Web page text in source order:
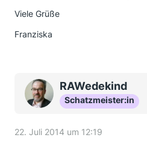
Viele Grüße
Franziska
RAWedekind
Schatzmeister:in
22. Juli 2014 um 12:19